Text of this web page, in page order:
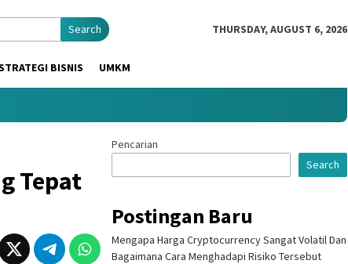
Search THURSDAY, AUGUST 6, 2026
BISNIS UMKM
Tepat
Pencarian
Search
Postingan Baru
Mengapa Harga Cryptocurrency Sangat Volatil Dan
Bagaimana Cara Menghadapi Risiko Tersebut